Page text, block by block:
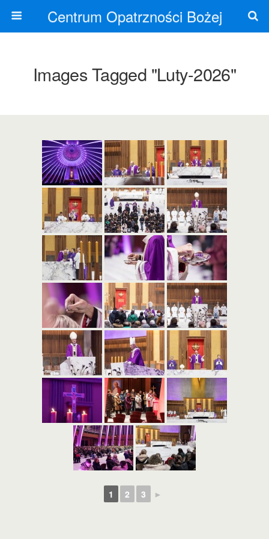
Centrum Opatrzności Bożej
Images Tagged "luty-2026"
1 2 3 ►